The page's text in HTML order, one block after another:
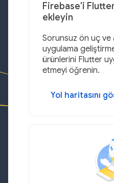
Firebase'i
ekleyin
Sorunsuz ön uç ve
uygulama
ürünlerini Flutter
etmeyi öğrenin.
Yol haritasını